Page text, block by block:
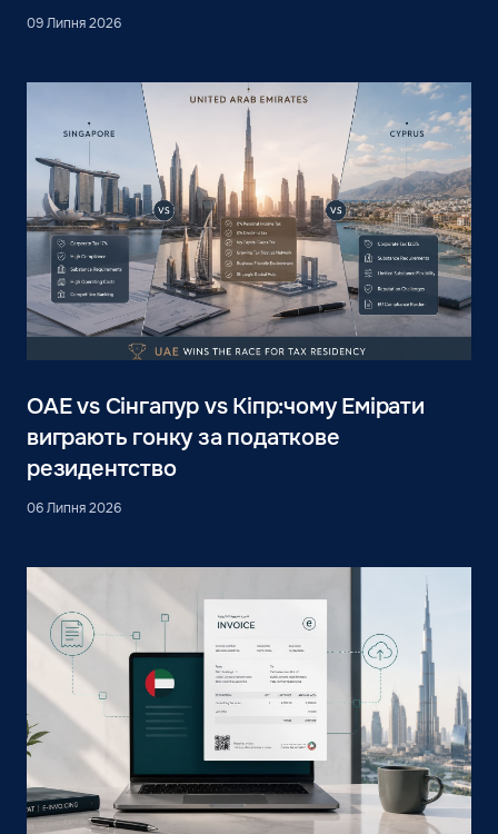
09 Липня 2026
ОАЕ vs Сінгапур vs Кіпр:чому Емірати
виграють гонку за податкове
резидентство
06 Липня 2026